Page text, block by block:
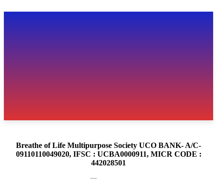
Breathe of Life Multipurpose Society UCO BANK- A/C-
09110110049020, IFSC : UCBA0000911, MICR CODE :
442028501